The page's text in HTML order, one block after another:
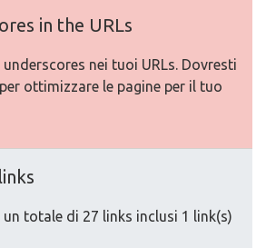
in the URLs
nei tuoi URLs. Dovresti
ottimizzare le pagine per il tuo
totale di 27 links inclusi 1 link(s)